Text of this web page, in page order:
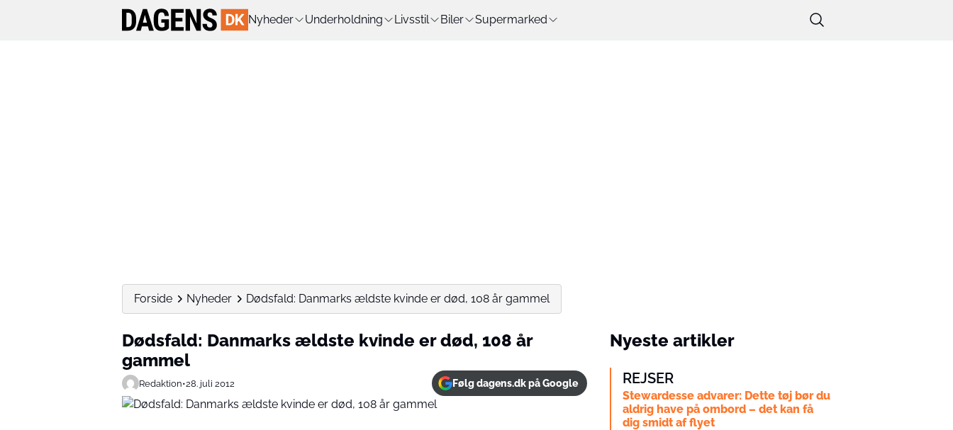
Nyheder Underholdning Livsstil Biler Supermarked
Forside Nyheder Dødsfald: Danmarks ældste kvinde er død, 108 år gammel
Dødsfald: Danmarks ældste kvinde er død, 108 år
gammel
Redaktion•28. juli 2012 Følg dagens.dk på Google
Nyeste artikler
REJSER
Stewardesse advarer: Dette tøj bør du
aldrig have på ombord – det kan få
dig smidt af flyet